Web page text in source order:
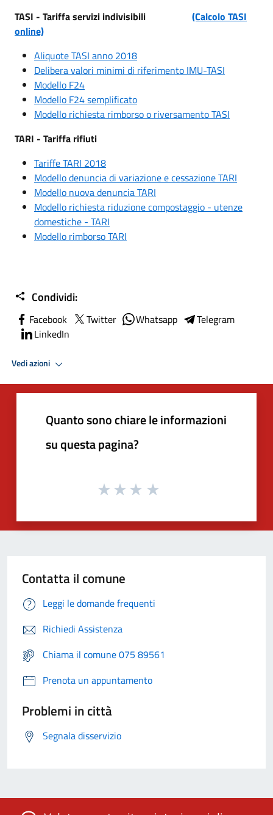
TASI - Tariffa servizi indivisibili (Calcolo TASI
online)
Aliquote TASI anno 2018
Delibera valori minimi di riferimento IMU-TASI
Modello F24
Modello F24 semplificato
Modello richiesta rimborso o riversamento TASI
TARI - Tariffa rifiuti
Tariffe TARI 2018
Modello denuncia di variazione e cessazione TARI
Modello nuova denuncia TARI
Modello richiesta riduzione compostaggio - utenze
domestiche - TARI
Modello rimborso TARI
Condividi:
Facebook Twitter Whatsapp
Telegram
LinkedIn
Vedi azioni
Quanto sono chiare le informazioni
su questa pagina?
Contatta il comune
Leggi le domande frequenti
Richiedi Assistenza
Chiama il comune 075 89561
Prenota un appuntamento
Problemi in città
Segnala disservizio